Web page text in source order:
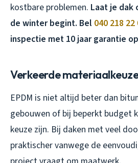
kostbare problemen. Laat je
de winter begint. Bel 040 218 22
inspectie met 10 jaar garantie
Verkeerde
EPDM is niet altijd beter dan
gebouwen of bij beperkt budget
keuze zijn. Bij daken met veel
praktischer vanwege de